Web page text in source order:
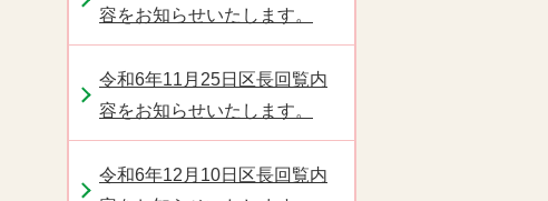
容をお知らせいたします。
令和6年11月25日区長回覧内
容をお知らせいたします。
令和6年12月10日区長回覧内